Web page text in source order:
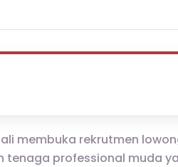
membuka rekrutmen
tenaga professional muda